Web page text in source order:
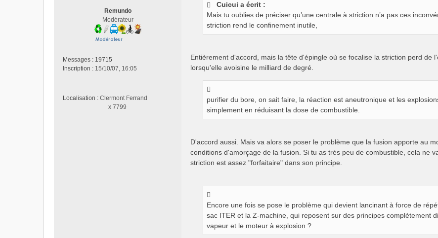
Remundo
Modérateur
Messages : 19715
Inscription : 15/10/07, 16:05
Localisation : Clermont Ferrand
x 7799
u
Cuicui a écrit :
Mais tu oublies de préciser qu’une centrale à striction n’a pas ces
striction rend le confinement inutile,
Entièrement d'accord, mais la tête d'épingle où se focalise la striction perd de
lorsqu'elle avoisine le milliard de degré.
purifier du bore, on sait faire, la réaction est aneutronique et les
simplement en réduisant la dose de combustible.
D'accord aussi. Mais va alors se poser le problème que la fusion apporte au
conditions d'amorçage de la fusion. Si tu as très peu de combustible, cela ne
striction est assez "forfaitaire" dans son principe.
Encore une fois se pose le problème qui devient lancinant à force de
sac ITER et la Z-machine, qui reposent sur des principes complètement
vapeur et le moteur à explosion ?